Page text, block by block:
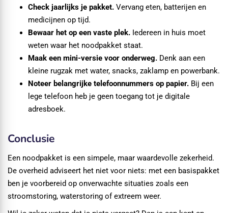
Check jaarlijks je pakket. Vervang eten, batterijen en
medicijnen op tijd.
Bewaar het op een vaste plek. Iedereen in huis moet
weten waar het noodpakket staat.
Maak een mini-versie voor onderweg. Denk aan een
kleine rugzak met water, snacks, zaklamp en powerbank.
Noteer belangrijke telefoonnummers op papier. Bij een
lege telefoon heb je geen toegang tot je digitale
adresboek.
Conclusie
Een noodpakket is een simpele, maar waardevolle zekerheid.
De overheid adviseert het niet voor niets: met een basispakket
ben je voorbereid op onverwachte situaties zoals een
stroomstoring, waterstoring of extreem weer.